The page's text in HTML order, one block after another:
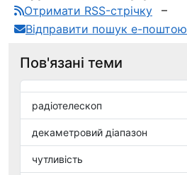
Отримати RSS-стрічку
Відправити пошук е-поштою
Пов'язані теми
радіотелескоп
декаметровий діапазон
чутливість